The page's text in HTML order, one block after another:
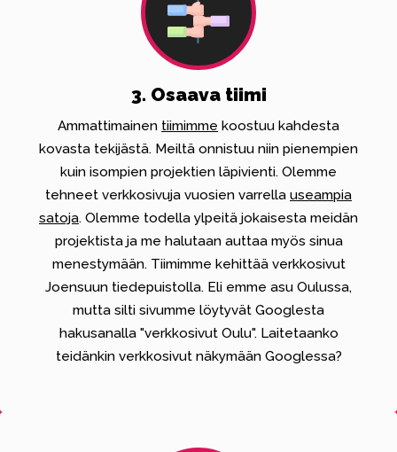
3. Osaava tiimi
Ammattimainen tiimimme koostuu kahdesta
kovasta tekijästä. Meiltä onnistuu niin pienempien
kuin isompien projektien läpivienti. Olemme
tehneet verkkosivuja vuosien varrella useampia
satoja. Olemme todella ylpeitä jokaisesta meidän
projektista ja me halutaan auttaa myös sinua
menestymään. Tiimimme kehittää verkkosivut
Joensuun tiedepuistolla. Eli emme asu Oulussa,
mutta silti sivumme löytyvät Googlesta
hakusanalla "verkkosivut Oulu".Laitetaanko
teidänkin verkkosivut näkymään Googlessa?